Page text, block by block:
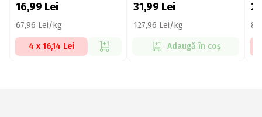
16,99 Lei
67,96 Lei/kg
4 x 16,14 Lei
31,99 Lei
127,96 Lei/kg
Adaugă în coș